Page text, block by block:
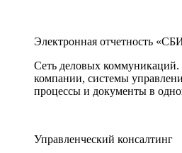
Электронная отчетность
Сеть деловых
компании, системы
процессы и документы в
Управленческий консалтинг